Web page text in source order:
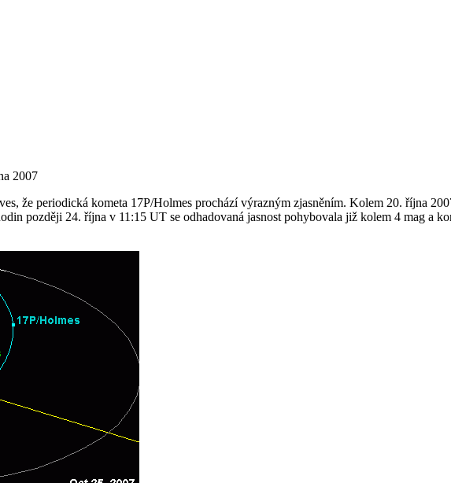
2007
že periodická kometa 17P/Holmes prochází výrazným zjasněním. Kolem 20. října
později 24. října v 11:15 UT se odhadovaná jasnost pohybovala již kolem 4 mag a